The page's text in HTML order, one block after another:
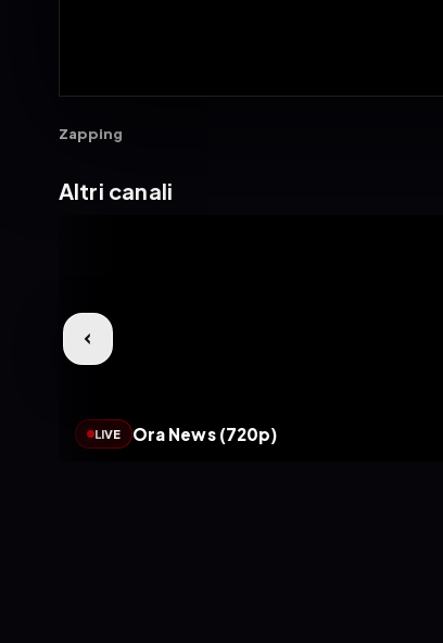
Zapping
Altri canali
LIVE Ora News (720p)